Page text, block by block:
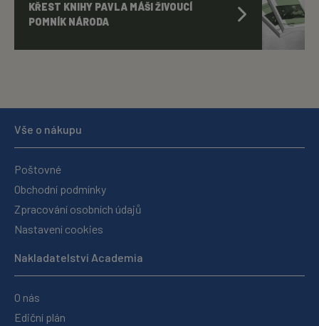
KŘEST KNIHY PAVLA MÁŠI ŽIVOUCÍ
POMNÍK NÁRODA
Vše o nákupu
Poštovné
Obchodní podmínky
Zpracování osobních údajů
Nastavení cookies
Nakladatelství Academia
O nás
Ediční plán